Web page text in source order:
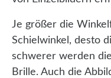
Je größer die
Schielwinkel, desto
schwerer werden
Brille. Auch die